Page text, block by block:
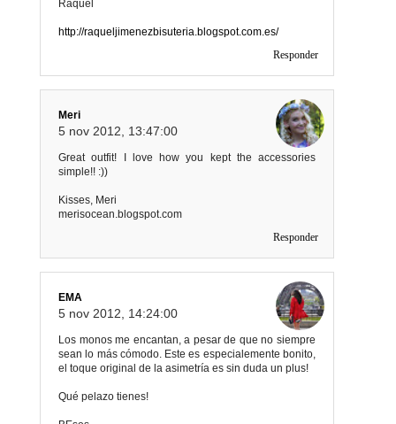
Raquel
http://raqueljimenezbisuteria.blogspot.com.es/
Responder
Meri
5 nov 2012, 13:47:00
Great outfit! I love how you kept the accessories
simple!! :))
Kisses, Meri
merisocean.blogspot.com
Responder
EMA
5 nov 2012, 14:24:00
Los monos me encantan, a pesar de que no siempre
sean lo más cómodo. Este es especialemente bonito,
el toque original de la asimetría es sin duda un plus!
Qué pelazo tienes!